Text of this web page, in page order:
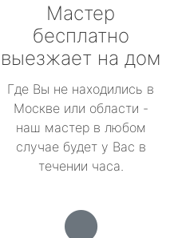
Мастер
бесплатно
выезжает на дом
Где Вы не находились в
Москве или области -
наш мастер в любом
случае будет у Вас в
течении часа.